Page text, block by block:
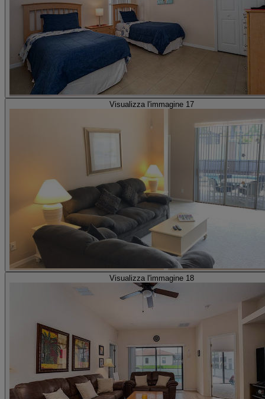
Visualizza l'immagine 17
Visualizza l'immagine 18